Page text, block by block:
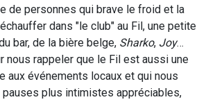
de personnes qui brave le froid et la
dans "le club" au Fil, une petite
bar, de la bière belge, Sharko, Joy…
nous rappeler que le Fil est aussi une
aux événements locaux et qui nous
plus intimistes appréciables,